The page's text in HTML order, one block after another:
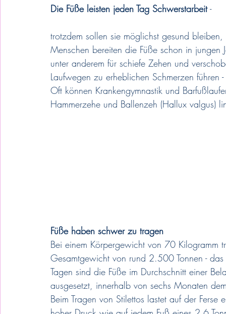
Die Füße leisten jeden Tag Schwerstarbeit -
trotzdem sollen sie möglichst gesund
Menschen bereiten die Füße schon in jungen
unter anderem für schiefe Zehen und
Laufwegen zu erheblichen Schmerzen
Oft können Krankengymnastik und
Hammerzehe und Ballenzeh (Hallux valgus)
Füße haben schwer zu tragen
Bei einem Körpergewicht von 70 Kilogramm
Gesamtgewicht von rund 2.500 Tonnen -
Tagen sind die Füße im Durchschnitt einer
ausgesetzt, innerhalb von sechs Monaten
Beim Tragen von Stilettos lastet auf der